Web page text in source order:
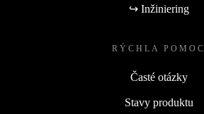
↪ Inžiniering
RÝCHLA POMOC
Časté otázky
Stavy produktu